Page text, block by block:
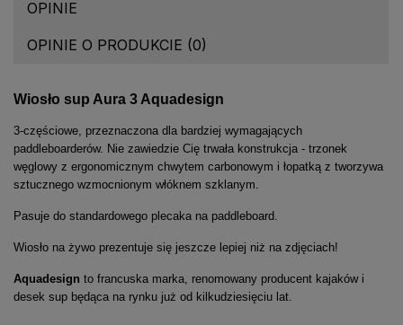
OPINIE
OPINIE O PRODUKCIE (0)
Wiosło sup Aura 3 Aquadesign
3-częściowe, przeznaczona dla bardziej wymagających
paddleboarderów. Nie zawiedzie Cię trwała konstrukcja - trzonek
węglowy z ergonomicznym chwytem carbonowym i łopatką z tworzywa
sztucznego wzmocnionym włóknem szklanym.
Pasuje do standardowego plecaka na paddleboard.
Wiosło na żywo prezentuje się jeszcze lepiej niż na zdjęciach!
Aquadesign to francuska marka, renomowany producent kajaków i
desek sup będąca na rynku już od kilkudziesięciu lat.